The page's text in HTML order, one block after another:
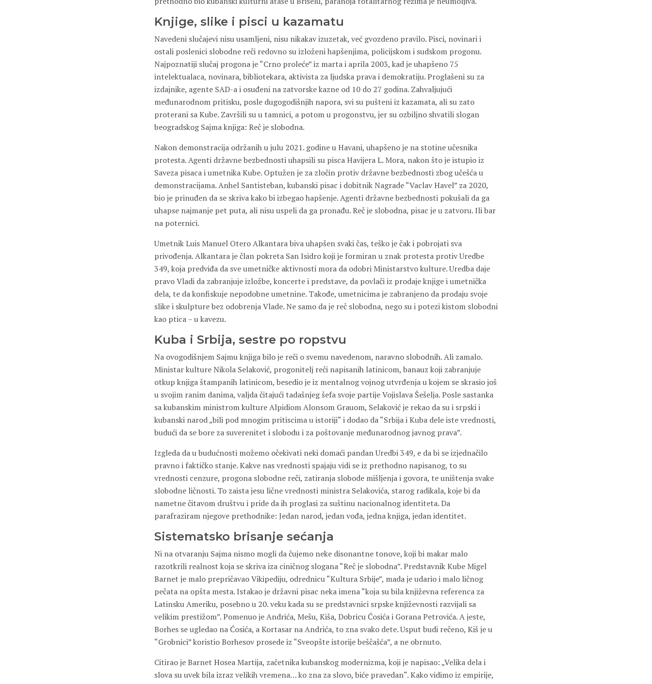
Knjige, slike i pisci u kazamatu
Navedeni slučajevi nisu usamljeni, nisu nikakav izuzetak, već gvozdeno pravilo. Pisci, novinari i
ostali poslenici slobodne reči redovno su izloženi hapšenjima, policijskom i sudskom progonu.
Najpoznatiji slučaj progona je “Crno proleće” iz marta i aprila 2003, kad je uhapšeno 75
intelektualaca, novinara, bibliotekara, aktivista za ljudska prava i demokratiju. Proglašeni su za
izdajnike, agente SAD-a i osuđeni na zatvorske kazne od 10 do 27 godina. Zahvaljujući
međunarodnom pritisku, posle dugogodišnjih napora, svi su pušteni iz kazamata, ali su zato
proterani sa Kube. Završili su u tamnici, a potom u progonstvu, jer su ozbiljno shvatili slogan
beogradskog Sajma knjiga: Reč je slobodna.
Nakon demonstracija održanih u julu 2021. godine u Havani, uhapšeno je na stotine učesnika
protesta. Agenti državne bezbednosti uhapsili su pisca Havijera L. Mora, nakon što je istupio iz
Saveza pisaca i umetnika Kube. Optužen je za zločin protiv državne bezbednosti zbog učešća u
demonstracijama. Anhel Santisteban, kubanski pisac i dobitnik Nagrade “Vaclav Havel” za 2020,
bio je prinuđen da se skriva kako bi izbegao hapšenje. Agenti državne bezbednosti pokušali da ga
uhapse najmanje pet puta, ali nisu uspeli da ga pronađu. Reč je slobodna, pisac je u zatvoru. Ili bar
na poternici.
Umetnik Luis Manuel Otero Alkantara biva uhapšen svaki čas, teško je čak i pobrojati sva
privođenja. Alkantara je član pokreta San Isidro koji je formiran u znak protesta protiv Uredbe
349, koja predviđa da sve umetničke aktivnosti mora da odobri Ministarstvo kulture. Uredba daje
pravo Vladi da zabranjuje izložbe, koncerte i predstave, da povlači iz prodaje knjige i umetnička
dela, te da konfiskuje nepodobne umetnine. Takođe, umetnicima je zabranjeno da prodaju svoje
slike i skulpture bez odobrenja Vlade. Ne samo da je reč slobodna, nego su i potezi kistom slobodni
kao ptica – u kavezu.
Kuba i Srbija, sestre po ropstvu
Na ovogodišnjem Sajmu knjiga bilo je reči o svemu navedenom, naravno slobodnih. Ali zamalo.
Ministar kulture Nikola Selaković, progonitelj reči napisanih latinicom, banauz koji zabranjuje
otkup knjiga štampanih latinicom, besedio je iz mentalnog vojnog utvrđenja u kojem se skrasio još
u svojim ranim danima, valjda čitajući tadašnjeg šefa svoje partije Vojislava Šešelja. Posle sastanka
sa kubanskim ministrom kulture Alpidiom Alonsom Grauom, Selaković je rekao da su i srpski i
kubanski narod „bili pod mnogim pritiscima u istoriji“ i dodao da “Srbija i Kuba dele iste vrednosti,
budući da se bore za suverenitet i slobodu i za poštovanje međunarodnog javnog prava”.
Izgleda da u budućnosti možemo očekivati neki domaći pandan Uredbi 349, e da bi se izjednačilo
pravno i faktičko stanje. Kakve nas vrednosti spajaju vidi se iz prethodno napisanog, to su
vrednosti cenzure, progona slobodne reči, zatiranja slobode mišljenja i govora, te uništenja svake
slobodne ličnosti. To zaista jesu lične vrednosti ministra Selakovića, starog radikala, koje bi da
nametne čitavom društvu i pride da ih proglasi za suštinu nacionalnog identiteta. Da
parafraziram njegove prethodnike: Jedan narod, jedan vođa, jedna knjiga, jedan identitet.
Sistematsko brisanje sećanja
Ni na otvaranju Sajma nismo mogli da čujemo neke disonantne tonove, koji bi makar malo
razotkrili realnost koja se skriva iza ciničnog slogana “Reč je slobodna”. Predstavnik Kube Migel
Barnet je malo prepričavao Vikipediju, odrednicu “Kultura Srbije”, mada je udario i malo ličnog
pečata na opšta mesta. Istakao je državni pisac neka imena “koja su bila književna referenca za
Latinsku Ameriku, posebno u 20. veku kada su se predstavnici srpske književnosti razvijali sa
velikim prestižom”. Pomenuo je Andrića, Mešu, Kiša, Dobricu Ćosića i Gorana Petrovića. A jeste,
Borhes se ugledao na Ćosića, a Kortasar na Andrića, to zna svako dete. Usput budi rečeno, Kiš je u
“Grobnici” koristio Borhesov prosede iz “Sveopšte istorije beščašća”, a ne obrnuto.
Citirao je Barnet Hosea Martija, začetnika kubanskog modernizma, koji je napisao: „Velika dela i
slova su uvek bila izraz velikih vremena… ko zna za slovo, biće pravedan“. Kako vidimo iz empirije,